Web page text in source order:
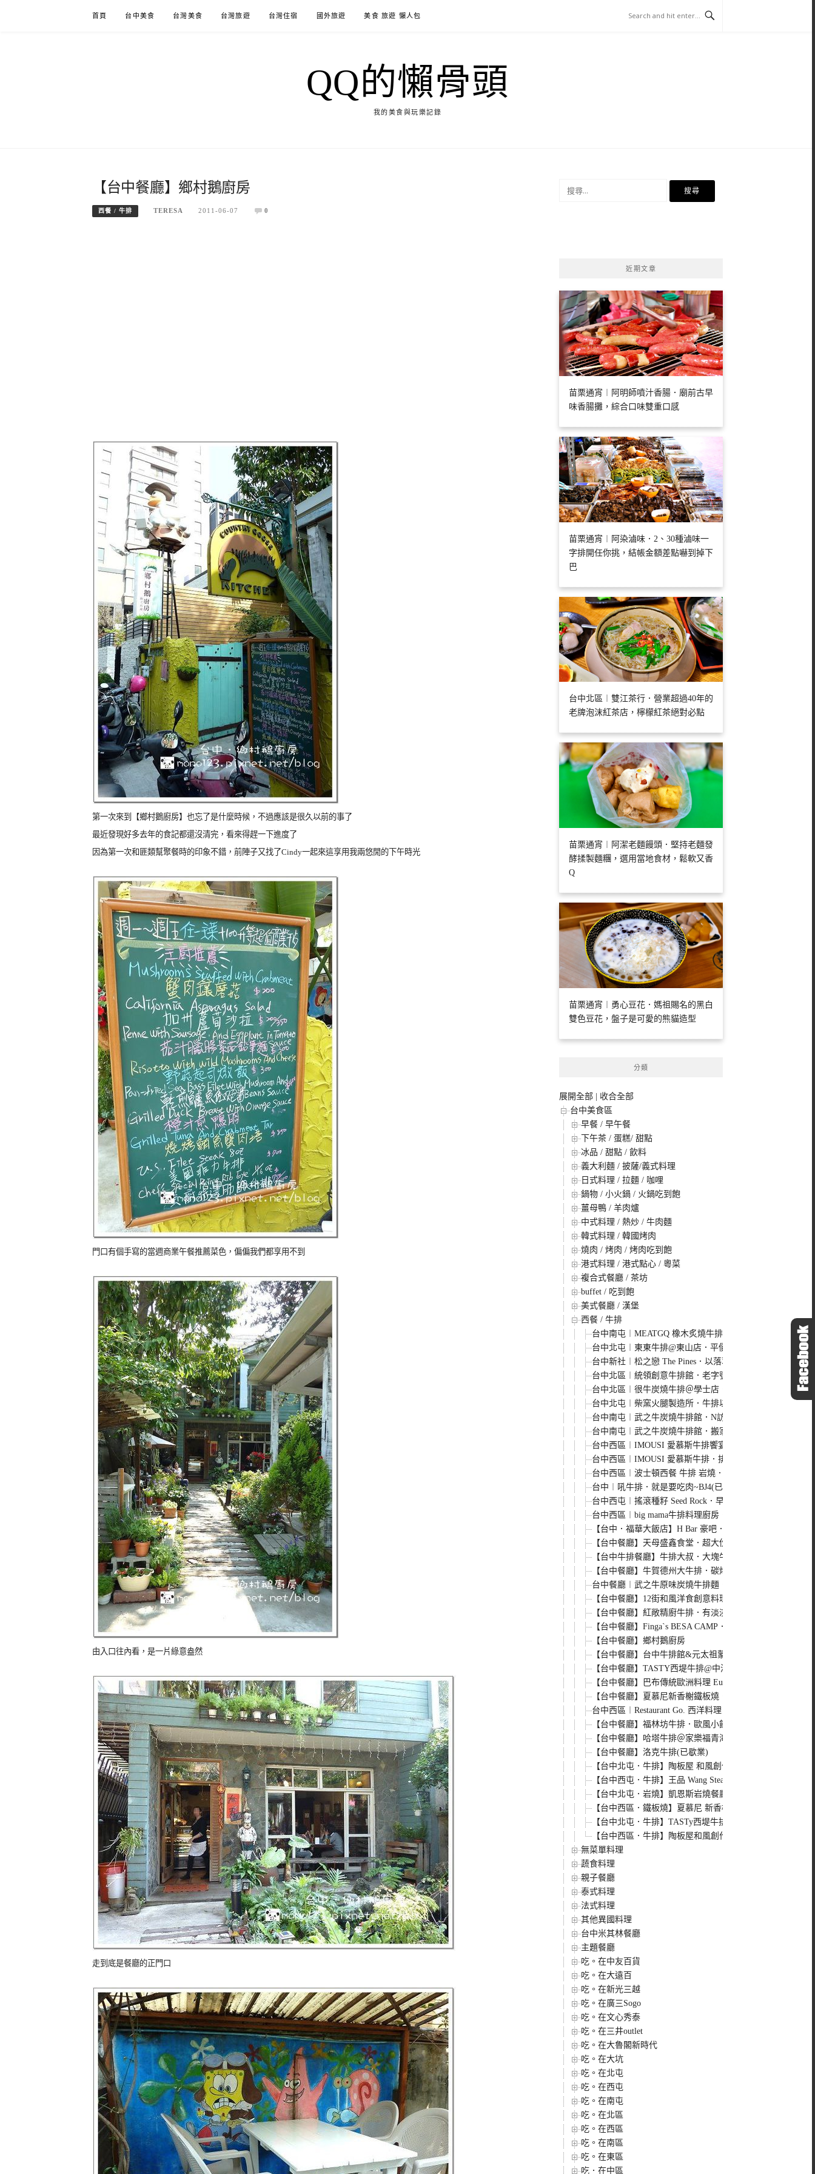
首頁 台中美食 台灣美食 台灣旅遊 台灣住宿 國外旅遊 美食 旅遊 懶人包
QQ的懶骨頭
我的美食與玩樂記錄
【台中餐廳】鄉村鵝廚房
西餐 / 牛排 TERESA 2011-06-07 0
第一次來到【鄉村鵝廚房】也忘了是什麼時候，不過應該是很久以前的事了
最近發現好多去年的食記都還沒清完，看來得趕一下進度了
因為第一次和匪類幫聚餐時的印象不錯，前陣子又找了Cindy一起來這享用我兩悠閒的下午時光
門口有個手寫的當週商業午餐推薦菜色，偏偏我們都享用不到
由入口往內看，是一片綠意盎然
走到底是餐廳的正門口
近期文章
苗栗通宵︱阿明師噴汁香腸．廟前古早
味香腸攤，綜合口味雙重口感
苗栗通宵︱阿染滷味．2、30種滷味一
字排開任你挑，結帳金額差點嚇到掉下
巴
台中北區︱雙江茶行．營業超過40年的
老牌泡沫紅茶店，檸檬紅茶絕對必點
苗栗通宵︱阿潔老麵饅頭．堅持老麵發
酵揉製麵糰，選用當地食材，鬆軟又香
Q
苗栗通宵︱勇心豆花．媽祖賜名的黑白
雙色豆花，盤子是可愛的熊貓造型
分類
展開全部
收合全部
台中美食區
早餐 / 早午餐
下午茶 / 蛋糕/ 甜點
冰品 / 甜點 / 飲料
義大利麵 / 披薩/義式料理
日式料理 / 拉麵 / 咖哩
鍋物 / 小火鍋 / 火鍋吃到飽
薑母鴨 / 羊肉爐
中式料理 / 熱炒 / 牛肉麵
韓式料理 / 韓國烤肉
燒肉 / 烤肉 / 烤肉吃到飽
港式料理 / 港式點心 / 粵菜
複合式餐廳 / 茶坊
buffet / 吃到飽
美式餐廳 / 漢堡
西餐 / 牛排
台中南屯︱MEATGQ 橡木炙燒牛排館．星野集團聯手牛排
台中北屯︱東東牛排@東山店．平價牛排連鎖店，濃湯、飲
台中新社︱松之戀 The Pines．以落羽松為主題的玻璃屋景
台中北區︱統領創意牛排館．老字號的傳統牛排館，看似
台中北區︱很牛炭燒牛排＠學士店．採用prime等級的牛
台中北屯︱柴窯火腿製造所．牛排以重計價，漢堡每日限
台中南屯︱武之牛炭燒牛排館．N訪，美味度依舊，現在還
台中南屯︱武之牛炭燒牛排館．搬家後牛排等級更升級，
台中西區︱IMOUSI 愛慕斯牛排饗宴．環境優雅舒適、服
台中西區︱IMOUSI 愛慕斯牛排．排餐價位不低，吃團購券
台中西區︱波士頓西餐 牛排 岩燒．台中老牌西餐廳，適合
台中︱吼牛排．就是要吃肉~BJ4(已歇業)
台中西屯︱搖滾種籽 Seed Rock．早餐可以吃牛排耶~(已歇
台中西區︱big mama牛排料理廚房．用團購券吃很划算(已
【台中．福華大飯店】H Bar 豪吧．八月底前20oz大牛排買
【台中餐廳】天母盛鑫食堂．超大份量的德國豬腳
【台中牛排餐廳】牛排大叔．大塊牛排推薦
【台中餐廳】牛賀德州大牛排．碳烤牛排來上菜
台中餐廳︱武之牛原味炭燒牛排麵．德州大牛排來上菜~哇
【台中餐廳】12街和風洋食創意料理．出乎意料的創意好
【台中餐廳】紅敞精廚牛排．有淡淡懷舊氣氛的餐廳
【台中餐廳】Finga`s BESA CAMP．是餐廳也是雜貨店
【台中餐廳】鄉村鵝廚房
【台中餐廳】台中牛排館&元太祖蒙古烤肉
【台中餐廳】TASTY西堤牛排@中港店
【台中餐廳】巴布傳統歐洲料理 European Restaurant &
【台中餐廳】夏慕尼新香榭鐵板燒．生日大餐part2
台中西區︱Restaurant Go. 西洋料理
【台中餐廳】福林坊牛排．歐風小館
【台中餐廳】哈塔牛排＠家樂福青海店
【台中餐廳】洛克牛排(已歇業)
【台中北屯．牛排】陶板屋 和風創作料理@崇德店
【台中西屯．牛排】王品 Wang Steak＠文心店
【台中北屯．岩燒】凱恩斯岩燒餐廳
【台中西區．鐵板燒】夏慕尼 新香榭鐵板燒＠中港店(已歇
【台中北屯．牛排】TASTy西堤牛排＠文心店
【台中西區．牛排】陶板屋和風創作料理＠中港店
無菜單料理
蔬食料理
親子餐廳
泰式料理
法式料理
其他異國料理
台中米其林餐廳
主題餐廳
吃。在中友百貨
吃。在大遠百
吃。在新光三越
吃。在廣三Sogo
吃。在文心秀泰
吃。在三井outlet
吃。在大魯閣新時代
吃。在大坑
吃。在北屯
吃。在西屯
吃。在南屯
吃。在北區
吃。在西區
吃。在南區
吃。在東區
吃．在中區